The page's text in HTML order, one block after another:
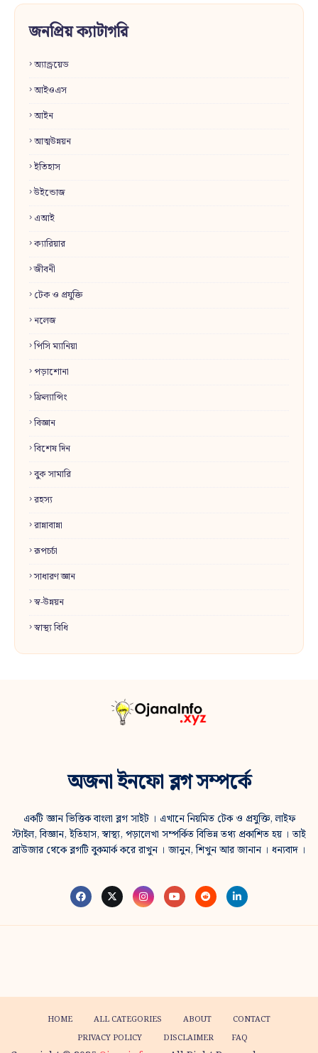
জনপ্রিয় ক্যাটাগরি
অ্যান্ড্রয়েড
আইওএস
আইন
আত্মউন্নয়ন
ইতিহাস
উইন্ডোজ
এআই
ক্যারিয়ার
জীবনী
টেক ও প্রযুক্তি
নলেজ
পিসি ম্যানিয়া
পড়াশোনা
ফ্রিল্যান্সিং
বিজ্ঞান
বিশেষ দিন
বুক সামারি
রহস্য
রান্নাবান্না
রূপচর্চা
সাধারণ জ্ঞান
স্ব-উন্নয়ন
স্বাস্থ্য বিধি
অজনা ইনফো ব্লগ সম্পর্কে
একটি জ্ঞান ভিত্তিক বাংলা ব্লগ সাইট । এখানে নিয়মিত টেক ও প্রযুক্তি, লাইফ
স্টাইল, বিজ্ঞান, ইতিহাস, স্বাস্থ্য, পড়ালেখা সম্পর্কিত বিভিন্ন তথ্য প্রকাশিত হয় । তাই
ব্রাউজার থেকে ব্লগটি বুকমার্ক করে রাখুন । জানুন, শিখুন আর জানান । ধন্যবাদ ।
HOME ALL CATEGORIES ABOUT
CONTACT
PRIVACY POLICY
DISCLAIMER FAQ